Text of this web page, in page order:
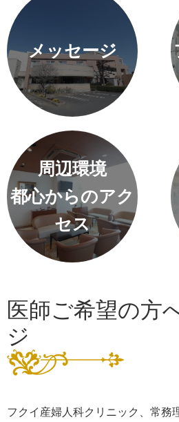
メッセージ
周辺環境
都心からのアク
セス
医師ご希望の方
ジ
フクイ産婦人科クリニック、常務